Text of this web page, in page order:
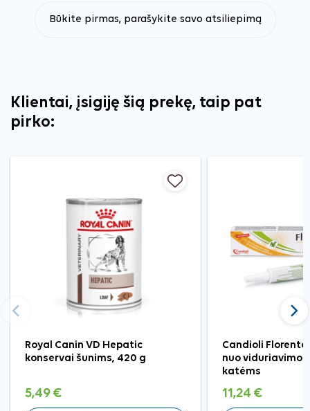
Būkite pirmas, parašykite savo atsiliepimą
Klientai, įsigiję šią prekę, taip pat
pirko:
Royal Canin VD Hepatic
konservai šunims, 420 g
5,49 €
Candioli
nuo viduriavimo
katėms
11,24 €
Ankstesnis